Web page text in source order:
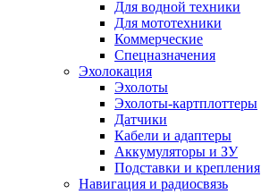
Для водной техники
Для мототехники
Коммерческие
Спецназначения
Эхолокация
Эхолоты
Эхолоты-картплоттеры
Датчики
Кабели и адаптеры
Аккумуляторы и ЗУ
Подставки и крепления
Навигация и радиосвязь